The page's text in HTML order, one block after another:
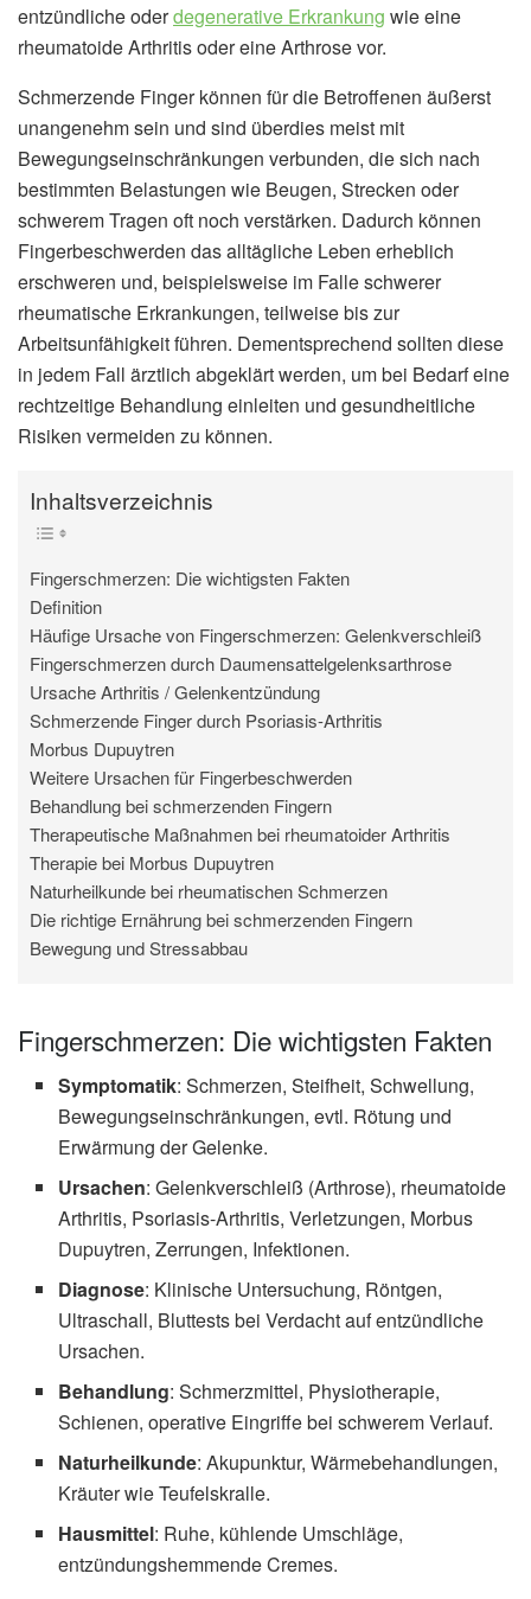
entzündliche oderdegenerative Erkrankung wie eine
rheumatoide Arthritis oder eine Arthrose vor.
Schmerzende Finger können für die Betroffenen äußerst
unangenehm sein und sind überdies meist mit
Bewegungseinschränkungen verbunden, die sich nach
bestimmten Belastungen wie Beugen, Strecken oder
schwerem Tragen oft noch verstärken. Dadurch können
Fingerbeschwerden das alltägliche Leben erheblich
erschweren und, beispielsweise im Falle schwerer
rheumatische Erkrankungen, teilweise bis zur
Arbeitsunfähigkeit führen. Dementsprechend sollten diese
in jedem Fall ärztlich abgeklärt werden, um bei Bedarf eine
rechtzeitige Behandlung einleiten und gesundheitliche
Risiken vermeiden zu können.
Inhaltsverzeichnis
Fingerschmerzen: Die wichtigsten Fakten
Definition
Häufige Ursache von Fingerschmerzen: Gelenkverschleiß
Fingerschmerzen durch Daumensattelgelenksarthrose
Ursache Arthritis / Gelenkentzündung
Schmerzende Finger durch Psoriasis-Arthritis
Morbus Dupuytren
Weitere Ursachen für Fingerbeschwerden
Behandlung bei schmerzenden Fingern
Therapeutische Maßnahmen bei rheumatoider Arthritis
Therapie bei Morbus Dupuytren
Naturheilkunde bei rheumatischen Schmerzen
Die richtige Ernährung bei schmerzenden Fingern
Bewegung und Stressabbau
Fingerschmerzen: Die wichtigsten Fakten
Symptomatik: Schmerzen, Steifheit, Schwellung,
Bewegungseinschränkungen, evtl. Rötung und
Erwärmung der Gelenke.
Ursachen: Gelenkverschleiß (Arthrose), rheumatoide
Arthritis, Psoriasis-Arthritis, Verletzungen, Morbus
Dupuytren, Zerrungen, Infektionen.
Diagnose: Klinische Untersuchung, Röntgen,
Ultraschall, Bluttests bei Verdacht auf entzündliche
Ursachen.
Behandlung: Schmerzmittel, Physiotherapie,
Schienen, operative Eingriffe bei schwerem Verlauf.
Naturheilkunde: Akupunktur, Wärmebehandlungen,
Kräuter wie Teufelskralle.
Hausmittel: Ruhe, kühlende Umschläge,
entzündungshemmende Cremes.